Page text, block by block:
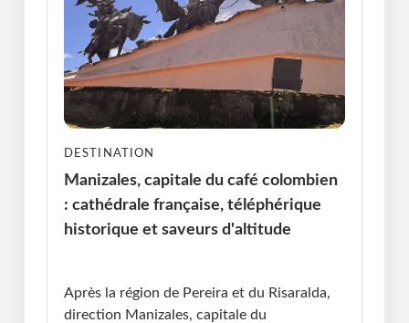
DESTINATION
Manizales, capitale du café colombien
: cathédrale française, téléphérique
historique et saveurs d'altitude
Après la région de Pereira et du Risaralda,
direction Manizales, capitale du